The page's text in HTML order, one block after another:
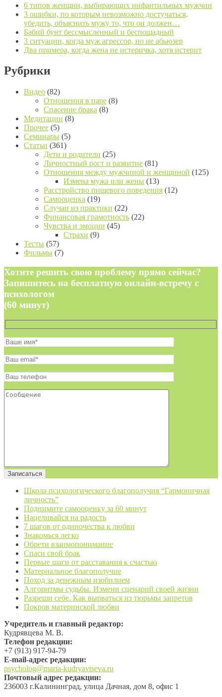
6 типов женщин, выбирающих инфантильных мужчин
3 ошибки, по которым невозможно достучаться,
убедить, объяснить мужу то, что он должен…
Бабий бунт бессмысленный и беспощадный
3 ситуации, когда муж агрессор, но не абьюзер
Два примера, когда жена не истеричка, хотя истерит
Рубрики
Видео (82)
Отношения в паре (8)
Спасение брака (8)
Медитации (8)
Прочее (5)
Семинары (5)
Статьи (361)
Дети и родители (25)
Личностный рост и развитие (81)
Отношения между мужчиной и женщиной (125)
Измена мужа или жены (13)
Расстройство пищевого поведения (12)
Самооценка (19)
Случаи из практики (22)
Финансовая грамотность (22)
Чувства и эмоции (45)
Страхи (9)
Тесты (57)
Фильмы (7)
Хотите решить свою проблему прямо сейчас?
Запишитесь на бесплатную онлайн-встречу с
психологом
(60 минут)
Школа психологического благополучия “Гармоничная
личность”
Поднимите самооценку за 60 минут
Нацеливайся на радость
7 шагов от одиночества к любви
Знакомься легко
Обрети взаимопонимание
Спаси свой брак
Первые шаги от расставания к счастью
Материальное благополучие
Поход за денежным изобилием
Алгоритмы судьбы. Измени сценарий своей жизни
Разреши себе. Как вырваться из тюрьмы запретов
Покров материнской любви
Учредитель и главный редактор:
Кудрявцева М. В.
Телефон редакции:
+7 (913) 917-94-79
Е-mail-адрес редакции:
psycholog@maria-kudryavtseva.ru
Почтовый адрес редакции:
236003 г.Калининград, улица Дачная, дом 8, офис 1